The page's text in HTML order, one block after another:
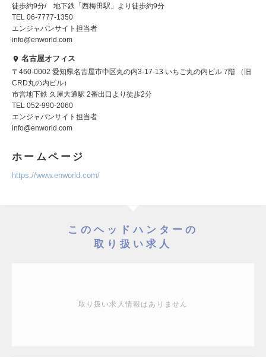
徒歩約9分/ 地下鉄「西梅田駅」より徒歩約9分
TEL 06-7777-1350
エンジャパンサイト担当者
info@enworld.com
名古屋オフィス
〒460-0002 愛知県名古屋市中区丸の内3-17-13 いちご丸の内ビル 7階 （旧
CRD丸の内ビル）
市営地下鉄 久屋大通駅 2番出口より徒歩2分
TEL 052-990-2060
エンジャパンサイト担当者
info@enworld.com
ホームページ
https://www.enworld.com/
このヘッドハンターの
取り扱い求人
取り扱い求人情報はありません